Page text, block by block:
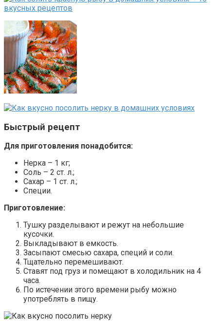
Быстрый рецепт
Для приготовления понадобится:
Нерка – 1 кг;
Соль – 2 ст. л.;
Сахар – 1 ст. л.;
Специи.
Приготовление:
Тушку разделывают и режут на небольшие
кусочки.
Выкладывают в емкость.
Засыпают смесью сахара, специй и соли.
Тщательно перемешивают.
Ставят под груз и помещают в холодильник на 4
часа.
По истечении этого времени рыбу можно
употреблять в пищу.